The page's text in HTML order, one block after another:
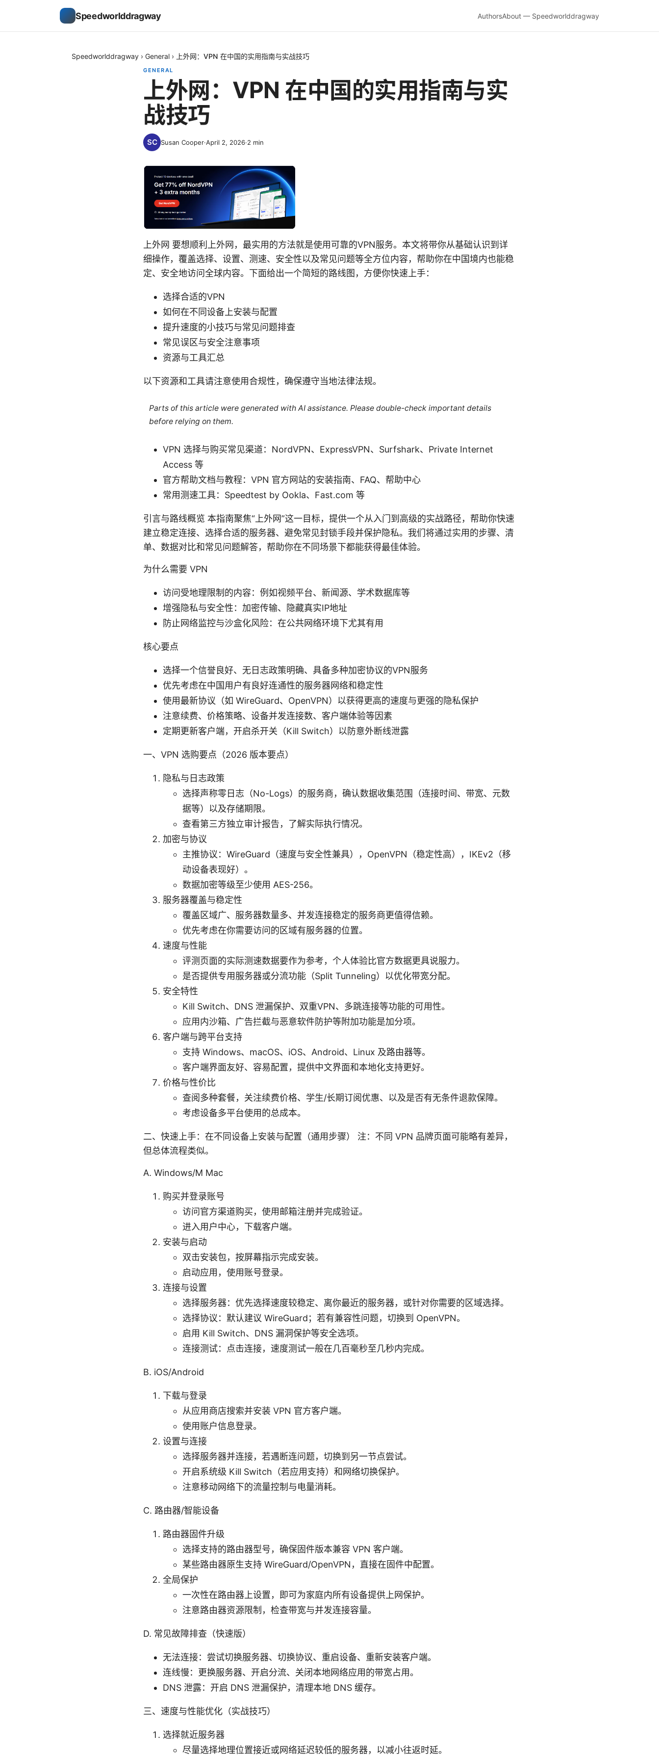
Speedworlddragway AuthorsAbout — Speedworlddragway
Speedworlddragway › General › 上外网：VPN 在中国的实用指南与实战技巧
GENERAL
上外网：VPN 在中国的实用指南与实
战技巧
Susan Cooper·April 2, 2026·2 min
上外网 要想顺利上外网，最实用的方法就是使用可靠的VPN服务。本文将带你从基础认识到详
细操作，覆盖选择、设置、测速、安全性以及常见问题等全方位内容，帮助你在中国境内也能稳
定、安全地访问全球内容。下面给出一个简短的路线图，方便你快速上手：
选择合适的VPN
如何在不同设备上安装与配置
提升速度的小技巧与常见问题排查
常见误区与安全注意事项
资源与工具汇总
以下资源和工具请注意使用合规性，确保遵守当地法律法规。
Parts of this article were generated with AI assistance. Please double-check important details
before relying on them.
VPN 选择与购买常见渠道：NordVPN、ExpressVPN、Surfshark、Private Internet
Access 等
官方帮助文档与教程：VPN 官方网站的安装指南、FAQ、帮助中心
常用测速工具：Speedtest by Ookla、Fast.com 等
引言与路线概览 本指南聚焦“上外网”这一目标，提供一个从入门到高级的实战路径，帮助你快速
建立稳定连接、选择合适的服务器、避免常见封锁手段并保护隐私。我们将通过实用的步骤、清
单、数据对比和常见问题解答，帮助你在不同场景下都能获得最佳体验。
为什么需要 VPN
访问受地理限制的内容：例如视频平台、新闻源、学术数据库等
增强隐私与安全性：加密传输、隐藏真实IP地址
防止网络监控与沙盒化风险：在公共网络环境下尤其有用
核心要点
选择一个信誉良好、无日志政策明确、具备多种加密协议的VPN服务
优先考虑在中国用户有良好连通性的服务器网络和稳定性
使用最新协议（如 WireGuard、OpenVPN）以获得更高的速度与更强的隐私保护
注意续费、价格策略、设备并发连接数、客户端体验等因素
定期更新客户端，开启杀开关（Kill Switch）以防意外断线泄露
一、VPN 选购要点（2026 版本要点）
隐私与日志政策
选择声称零日志（No-Logs）的服务商，确认数据收集范围（连接时间、带宽、元数
据等）以及存储期限。
查看第三方独立审计报告，了解实际执行情况。
加密与协议
主推协议：WireGuard（速度与安全性兼具），OpenVPN（稳定性高），IKEv2（移
动设备表现好）。
数据加密等级至少使用 AES-256。
服务器覆盖与稳定性
覆盖区域广、服务器数量多、并发连接稳定的服务商更值得信赖。
优先考虑在你需要访问的区域有服务器的位置。
速度与性能
评测页面的实际测速数据要作为参考，个人体验比官方数据更具说服力。
是否提供专用服务器或分流功能（Split Tunneling）以优化带宽分配。
安全特性
Kill Switch、DNS 泄漏保护、双重VPN、多跳连接等功能的可用性。
应用内沙箱、广告拦截与恶意软件防护等附加功能是加分项。
客户端与跨平台支持
支持 Windows、macOS、iOS、Android、Linux 及路由器等。
客户端界面友好、容易配置，提供中文界面和本地化支持更好。
价格与性价比
查阅多种套餐，关注续费价格、学生/长期订阅优惠、以及是否有无条件退款保障。
考虑设备多平台使用的总成本。
二、快速上手：在不同设备上安装与配置（通用步骤） 注：不同 VPN 品牌页面可能略有差异，
但总体流程类似。
A. Windows/M Mac
购买并登录账号
访问官方渠道购买，使用邮箱注册并完成验证。
进入用户中心，下载客户端。
安装与启动
双击安装包，按屏幕指示完成安装。
启动应用，使用账号登录。
连接与设置
选择服务器：优先选择速度较稳定、离你最近的服务器，或针对你需要的区域选择。
选择协议：默认建议 WireGuard；若有兼容性问题，切换到 OpenVPN。
启用 Kill Switch、DNS 漏洞保护等安全选项。
连接测试：点击连接，速度测试一般在几百毫秒至几秒内完成。
B. iOS/Android
下载与登录
从应用商店搜索并安装 VPN 官方客户端。
使用账户信息登录。
设置与连接
选择服务器并连接，若遇断连问题，切换到另一节点尝试。
开启系统级 Kill Switch（若应用支持）和网络切换保护。
注意移动网络下的流量控制与电量消耗。
C. 路由器/智能设备
路由器固件升级
选择支持的路由器型号，确保固件版本兼容 VPN 客户端。
某些路由器原生支持 WireGuard/OpenVPN，直接在固件中配置。
全局保护
一次性在路由器上设置，即可为家庭内所有设备提供上网保护。
注意路由器资源限制，检查带宽与并发连接容量。
D. 常见故障排查（快速版）
无法连接：尝试切换服务器、切换协议、重启设备、重新安装客户端。
连线慢：更换服务器、开启分流、关闭本地网络应用的带宽占用。
DNS 泄露：开启 DNS 泄漏保护，清理本地 DNS 缓存。
三、速度与性能优化（实战技巧）
选择就近服务器
尽量选择地理位置接近或网络延迟较低的服务器，以减小往返时延。